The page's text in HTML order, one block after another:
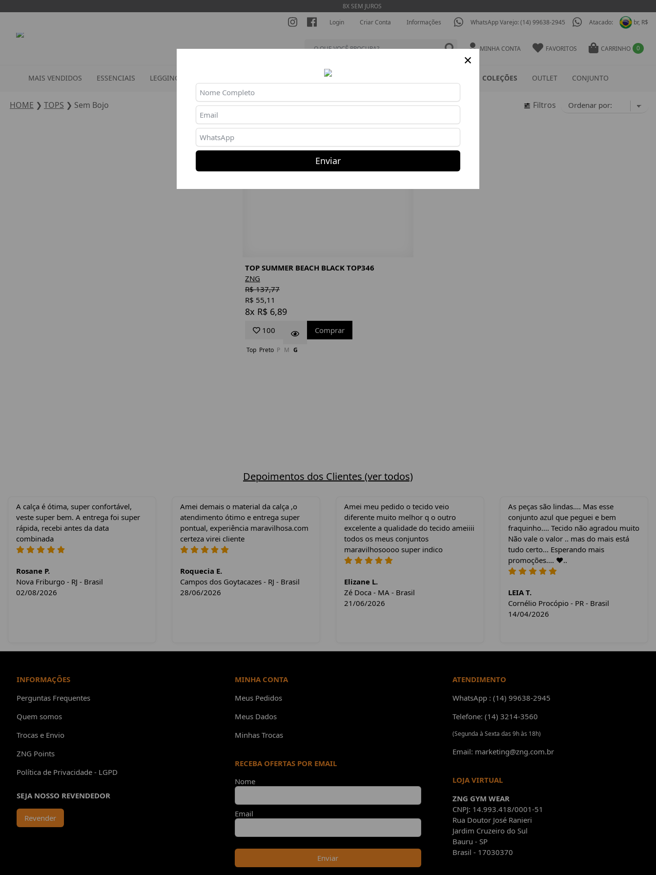
8X SEM JUROS
br, R$
Atacado:
WhatsApp Varejo: (14) 99638-2945
Informações
Criar Conta
Login
CARRINHO 0
FAVORITOS
MINHA CONTA
MAIS VENDIDOS ESSENCIAIS LEGGINGS BLUSAS COLEÇÕES OUTLET CONJUNTO
HOME ❯ TOPS ❯ Sem Bojo Filtros
60%
TOP SUMMER BEACH BLACK TOP346
ZNG
R$ 137,77
R$ 55,11
8x R$ 6,89
100 Comprar
Top Preto P M G
Depoimentos dos Clientes (ver todos)
A calça é ótima, super confortável,
veste super bem. A entrega foi super
rápida, recebi antes da data
combinada
Rosane P.
Nova Friburgo - RJ - Brasil
02/08/2026
Amei demais o material da calça ,o
atendimento ótimo e entrega super
pontual, experiência maravilhosa.com
certeza virei cliente
Roquecia E.
Campos dos Goytacazes - RJ - Brasil
28/06/2026
Amei meu pedido o tecido veio
diferente muito melhor q o outro
excelente a qualidade do tecido ameiiii
todos os meus conjuntos
maravilhosoooo super indico
Elizane L.
Zé Doca - MA - Brasil
21/06/2026
As peças são lindas.... Mas esse
conjunto azul que peguei e bem
fraquinho.... Tecido não agradou muito
Não vale o valor .. mas do mais está
tudo certo... Esperando mais
promoções.... ❤️..
LEIA T.
Cornélio Procópio - PR - Brasil
14/04/2026
INFORMAÇÕES
Perguntas Frequentes
Quem somos
Trocas e Envio
ZNG Points
Política de Privacidade - LGPD
SEJA NOSSO REVENDEDOR
Revender
MINHA CONTA
Meus Pedidos
Meus Dados
Minhas Trocas
RECEBA OFERTAS POR EMAIL
Nome
Email
Enviar
ATENDIMENTO
WhatsApp : (14) 99638-2945
Telefone: (14) 3214-3560
(Segunda à Sexta das 9h às 18h)
Email: marketing@zng.com.br
LOJA VIRTUAL
ZNG GYM WEAR
CNPJ: 14.993.418/0001-51
Rua Doutor José Ranieri
Jardim Cruzeiro do Sul
Bauru - SP
Brasil - 17030370
×
Enviar